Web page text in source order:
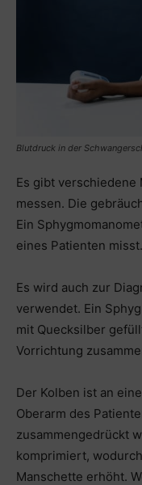
Blutdruck in der
Es gibt
messen. Die
Ein
eines Patienten misst.
Es wird auch zur
verwendet. Ein
mit Quecksilber
Vorrichtung
Der Kolben ist an
Oberarm des
zusammengedrückt
komprimiert,
Manschette erhöht.